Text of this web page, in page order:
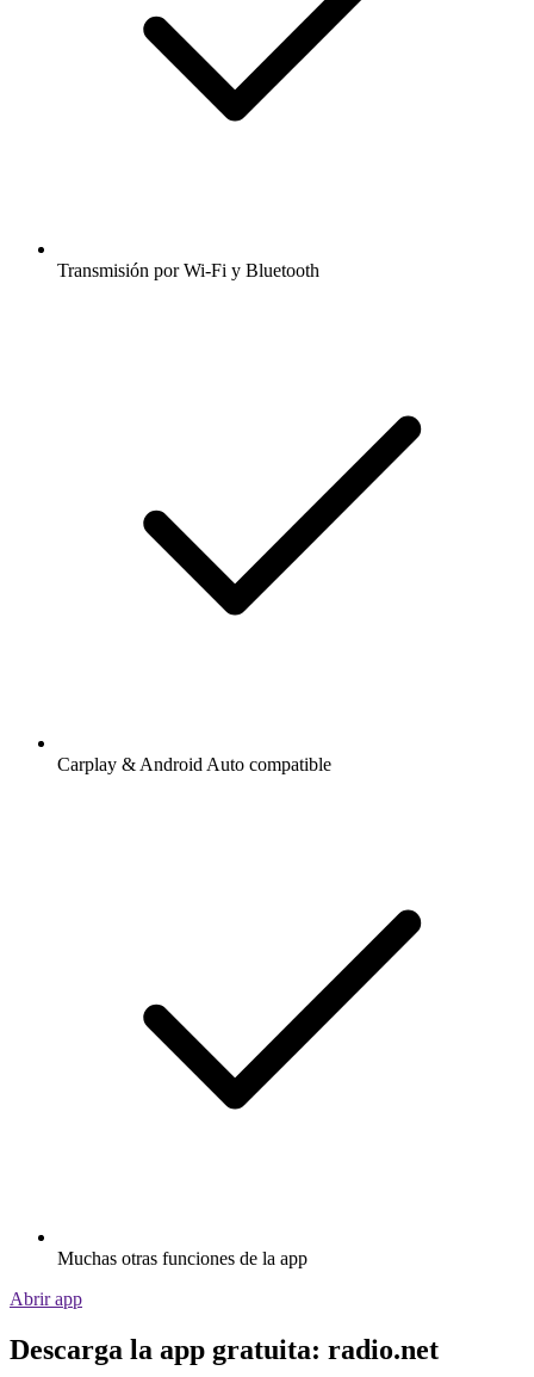
Transmisión por Wi-Fi y Bluetooth
Carplay & Android Auto compatible
Muchas otras funciones de la app
Abrir app
Descarga la app gratuita: radio.net